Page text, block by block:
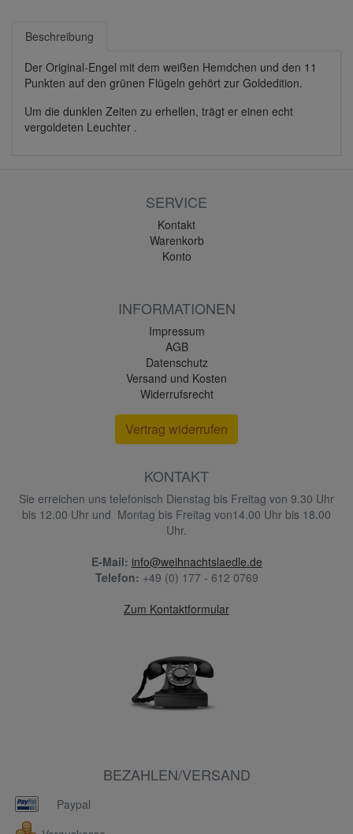
Beschreibung
Der Original-Engel mit dem weißen Hemdchen und den 11
Punkten auf den grünen Flügeln gehört zur Goldedition.
Um die dunklen Zeiten zu erhellen, trägt er einen echt
vergoldeten Leuchter .
SERVICE
Kontakt
Warenkorb
Konto
INFORMATIONEN
Impressum
AGB
Datenschutz
Versand und Kosten
Widerrufsrecht
Vertrag widerrufen
KONTAKT
Sie erreichen uns telefonisch Dienstag bis Freitag von 9.30 Uhr
bis 12.00 Uhr und Montag bis Freitag von14.00 Uhr bis 18.00
Uhr.
E-Mail: info@weihnachtslaedle.de
Telefon: +49 (0) 177 - 612 0769
Zum Kontaktformular
BEZAHLEN/VERSAND
Paypal